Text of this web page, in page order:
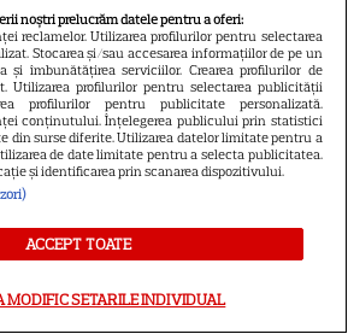
DISNEY PLUS
Premiere de neratat pe Netflix,
Disney+ și SkyShowtime în
august: seriale noi, filme de
colecție și vedete de top
CINEMA
Eli Roth revine cu „Omul cu
înghețata mortală”. Filmul
noștri prelucrăm datele pentru a oferi:
reclamelor. Utilizarea profilurilor pentru selectarea
Stocarea și/sau accesarea informațiilor de pe un
și îmbunătățirea serviciilor. Crearea profilurilor de
Utilizarea profilurilor pentru selectarea publicității
profilurilor pentru publicitate personalizată.
conținutului. Înțelegerea publicului prin statistici
din surse diferite. Utilizarea datelor limitate pentru a
de date limitate pentru a selecta publicitatea.
și identificarea prin scanarea dispozitivului.
ACCEPT TOATE
MODIFIC SETARILE INDIVIDUAL